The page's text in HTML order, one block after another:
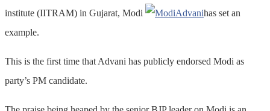
institute (IITRAM) in Gujarat, Modi
has set an
example.
This is the first time that Advani has publicly endorsed Modi as
party’s PM candidate.